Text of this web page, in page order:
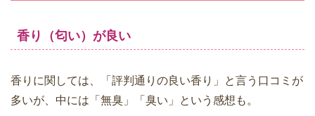
香り（匂い）が良い
香りに関しては、「評判通りの良い香り」と言う口コミが
多いが、中には「無臭」「臭い」という感想も。